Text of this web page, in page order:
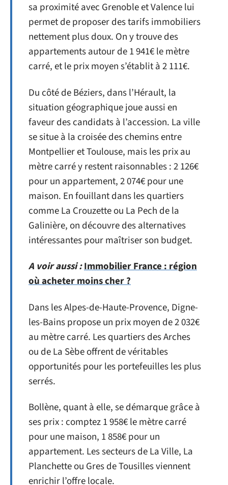
sa proximité avec Grenoble et Valence lui
permet de proposer des tarifs immobiliers
nettement plus doux. On y trouve des
appartements autour de 1 941€ le mètre
carré, et le prix moyen s’établit à 2 111€.
Du côté de Béziers, dans l’Hérault, la
situation géographique joue aussi en
faveur des candidats à l’accession. La ville
se situe à la croisée des chemins entre
Montpellier et Toulouse, mais les prix au
mètre carré y restent raisonnables : 2 126€
pour un appartement, 2 074€ pour une
maison. En fouillant dans les quartiers
comme La Crouzette ou La Pech de la
Galinière, on découvre des alternatives
intéressantes pour maîtriser son budget.
A voir aussi :Immobilier France : région
où acheter moins cher ?
Dans les Alpes-de-Haute-Provence, Digne-
les-Bains propose un prix moyen de 2 032€
au mètre carré. Les quartiers des Arches
ou de La Sèbe offrent de véritables
opportunités pour les portefeuilles les plus
serrés.
Bollène, quant à elle, se démarque grâce à
ses prix : comptez 1 958€ le mètre carré
pour une maison, 1 858€ pour un
appartement. Les secteurs de La Ville, La
Planchette ou Gres de Tousilles viennent
enrichir l’offre locale.